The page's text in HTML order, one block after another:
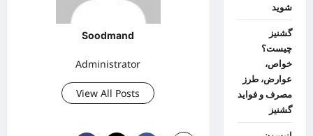
Soodmand
Administrator
View All Posts
شوید
گشنیز
چیست؟
خواص،
عوارض، طرز
مصرف و فواید
گشنیز